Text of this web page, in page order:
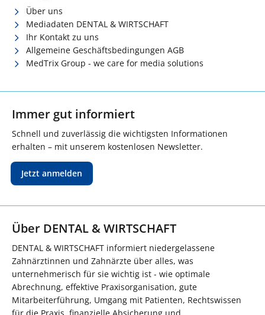
Über uns
Mediadaten DENTAL & WIRTSCHAFT
Ihr Kontakt zu uns
Allgemeine Geschäftsbedingungen AGB
MedTrix Group - we care for media solutions
Immer gut informiert
Schnell und zuverlässig die wichtigsten Informationen
erhalten – mit unserem kostenlosen Newsletter.
Jetzt anmelden
Über DENTAL & WIRTSCHAFT
DENTAL & WIRTSCHAFT informiert niedergelassene
Zahnärztinnen und Zahnärzte über alles, was
unternehmerisch für sie wichtig ist - wie optimale
Abrechnung, effektive Praxisorganisation, gute
Mitarbeiterführung, Umgang mit Patienten, Rechtswissen
für die Praxis, finanzielle Absicherung und